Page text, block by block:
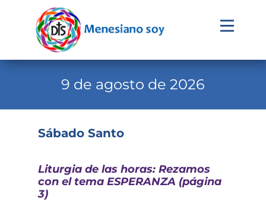
Evangelio
Familia Menesiana
Pastoral Vocacional
9 de agosto de 2026
Sábado Santo
Liturgia de las horas: Rezamos
con el tema ESPERANZA (página
3)